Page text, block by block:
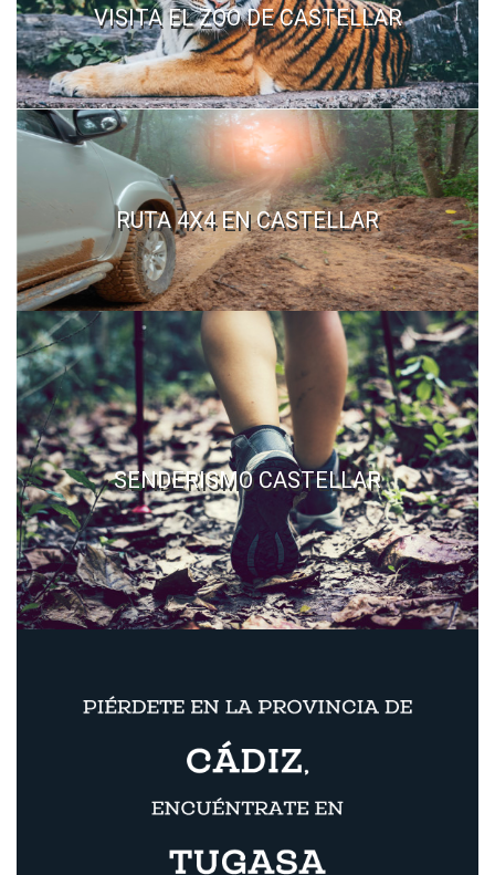
VISITA EL ZOO DE CASTELLAR
RUTA 4X4 EN CASTELLAR
SENDERISMO CASTELLAR